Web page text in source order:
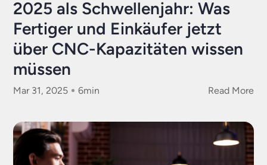
2025 als Schwellenjahr: Was
Fertiger und Einkäufer jetzt
über CNC-Kapazitäten wissen
müssen
Mar 31, 2025 6min Read More